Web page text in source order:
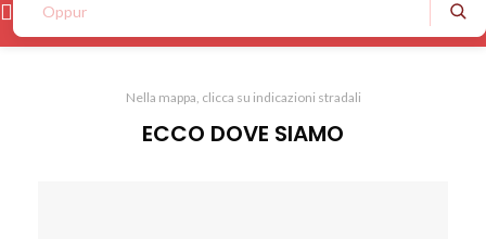
Oppure ch
Nella mappa, clicca su indicazioni stradali
ECCO DOVE SIAMO